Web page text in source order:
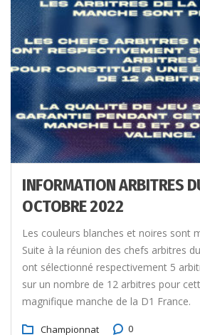
INFORMATION ARBITRES
OCTOBRE 2022
Les couleurs blanches et noires sont
Suite à la réunion des chefs arbitres
ont sélectionné respectivement 5
sur un nombre de 12 arbitres pour
magnifique manche de la D1 France.
Championnat 0